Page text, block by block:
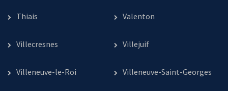
Thiais Valenton
Villecresnes Villejuif
Villeneuve-le-Roi Villeneuve-Saint-Georges